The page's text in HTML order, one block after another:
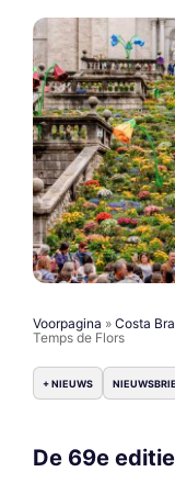
Voorpagina » Costa
Temps de Flors
+ NIEUWS
De 69e